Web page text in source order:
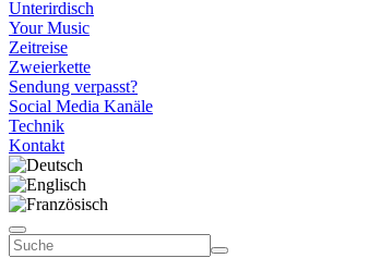
Unterirdisch
Your Music
Zeitreise
Zweierkette
Sendung verpasst?
Social Media Kanäle
Technik
Kontakt